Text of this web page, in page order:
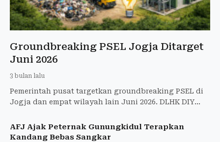
Groundbreaking PSEL Jogja Ditarget
Juni 2026
3 bulan lalu
Pemerintah pusat targetkan groundbreaking PSEL di
Jogja dan empat wilayah lain Juni 2026. DLHK DIY
untuk atasi
AFJ Ajak Peternak Gunungkidul Terapkan
Kandang Bebas Sangkar